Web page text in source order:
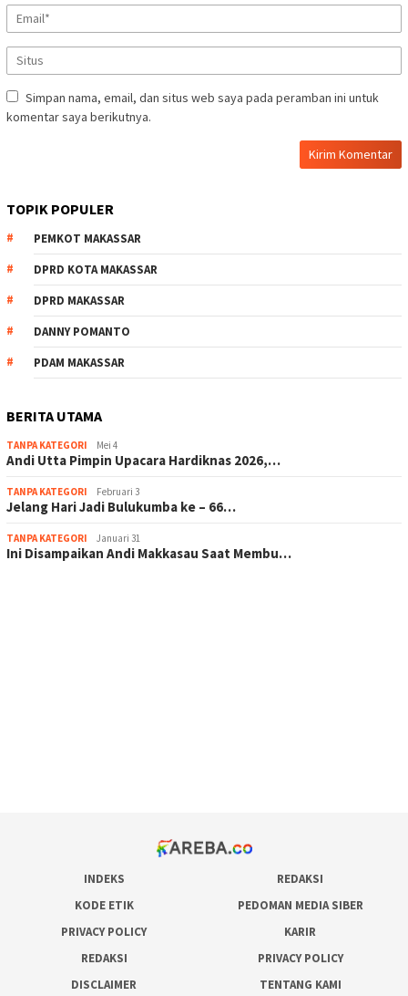
Simpan nama, email, dan situs web saya pada peramban ini untuk
komentar saya berikutnya.
TOPIK POPULER
PEMKOT MAKASSAR
DPRD KOTA MAKASSAR
DPRD MAKASSAR
DANNY POMANTO
PDAM MAKASSAR
BERITA UTAMA
TANPA KATEGORI Mei 4
Andi Utta Pimpin Upacara Hardiknas 2026,…
TANPA KATEGORI Februari 3
Jelang Hari Jadi Bulukumba ke – 66…
TANPA KATEGORI Januari 31
Ini Disampaikan Andi Makkasau Saat Membu…
INDEKS
REDAKSI
KODE ETIK
PEDOMAN MEDIA SIBER
PRIVACY POLICY
KARIR
REDAKSI
PRIVACY POLICY
DISCLAIMER
TENTANG KAMI